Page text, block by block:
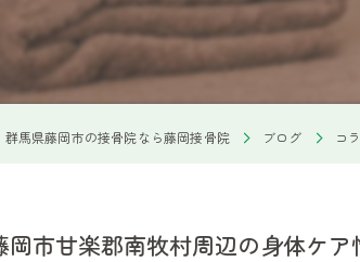
群馬県藤岡市の接骨院なら藤岡接骨院 ブログ コ
市甘楽郡南牧村周辺の身体ケア